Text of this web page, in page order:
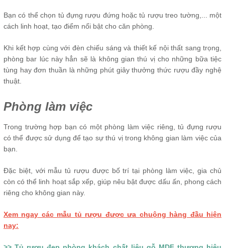
Bạn có thể chọn tủ đựng rượu đứng hoặc tủ rượu treo tường,... một
cách linh hoạt, tạo điểm nổi bật cho căn phòng.
Khi kết hợp cùng với đèn chiếu sáng và thiết kế nội thất sang trọng,
phòng bar lúc này hẳn sẽ là không gian thú vị cho những bữa tiệc
tùng hay đơn thuần là những phút giây thưởng thức rượu đầy nghệ
thuật.
Phòng làm việc
Trong trường hợp bạn có một phòng làm việc riêng, tủ đựng rượu
có thể được sử dụng để tạo sự thú vị trong không gian làm việc của
bạn.
Đặc biệt, với mẫu tủ rượu được bố trí tại phòng làm việc, gia chủ
còn có thể linh hoạt sắp xếp, giúp nêu bật được dấu ấn, phong cách
riêng cho không gian này.
Xem ngay các mẫu tủ rượu được ưa chuộng hàng đầu hiện
nay: